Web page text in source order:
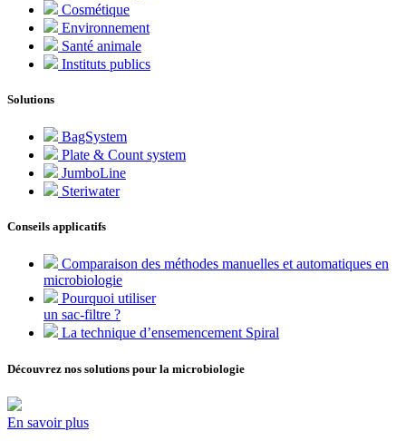
Cosmétique
Environnement
Santé animale
Instituts publics
Solutions
BagSystem
Plate & Count system
JumboLine
Steriwater
Conseils applicatifs
Comparaison des méthodes manuelles et automatiques en
microbiologie
Pourquoi utiliser
un sac-filtre ?
La technique d’ensemencement Spiral
Découvrez nos solutions pour la microbiologie
En savoir plus